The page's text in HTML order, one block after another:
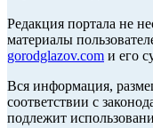
Редакция портала не
материалы
gorodglazov.com и его
Вся информация,
соответствии с
подлежит